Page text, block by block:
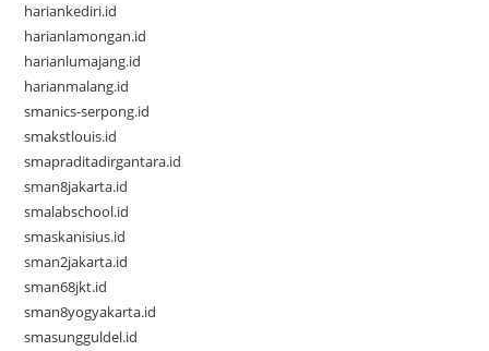
hariankediri.id
harianlamongan.id
harianlumajang.id
harianmalang.id
smanics-serpong.id
smakstlouis.id
smapraditadirgantara.id
sman8jakarta.id
smalabschool.id
smaskanisius.id
sman2jakarta.id
sman68jkt.id
sman8yogyakarta.id
smasungguldel.id